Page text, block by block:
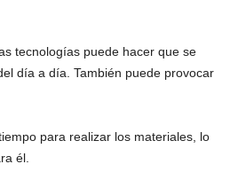
tecnologías puede hacer que se
día a día. También puede provocar
para realizar los materiales, lo
él.